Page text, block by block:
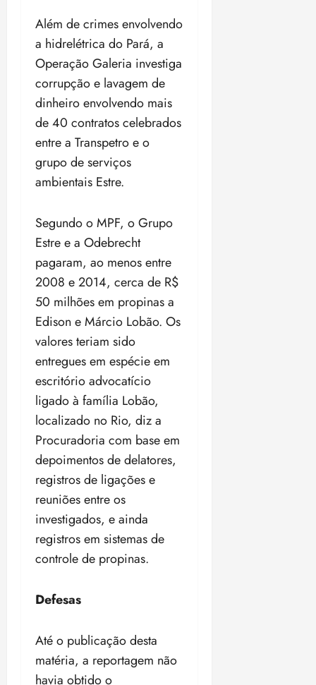
Além de crimes envolvendo
a hidrelétrica do Pará, a
Operação Galeria investiga
corrupção e lavagem de
dinheiro envolvendo mais
de 40 contratos celebrados
entre a Transpetro e o
grupo de serviços
ambientais Estre.
Segundo o MPF, o Grupo
Estre e a Odebrecht
pagaram, ao menos entre
2008 e 2014, cerca de R$
50 milhões em propinas a
Edison e Márcio Lobão. Os
valores teriam sido
entregues em espécie em
escritório advocatício
ligado à família Lobão,
localizado no Rio, diz a
Procuradoria com base em
depoimentos de delatores,
registros de ligações e
reuniões entre os
investigados, e ainda
registros em sistemas de
controle de propinas.
Defesas
Até o publicação desta
matéria, a reportagem não
havia obtido o